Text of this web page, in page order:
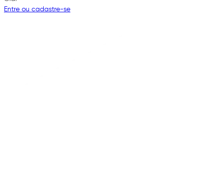
Entre ou cadastre-se